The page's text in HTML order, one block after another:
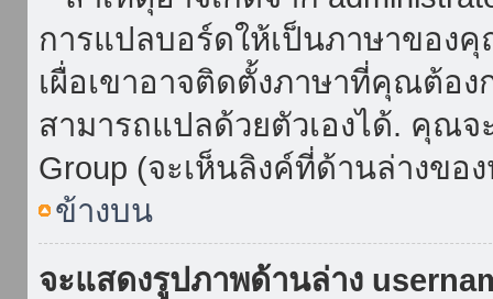
การแปลบอร์ดให้เป็นภาษาของ
เผื่อเขาอาจติดตั้งภาษาที่คุณต้อ
สามารถแปลด้วยตัวเองได้. คุณจ
Group (จะเห็นลิงค์ที่ด้านล่างขอ
ข้างบน
จะแสดงรูปภาพด้านล่าง